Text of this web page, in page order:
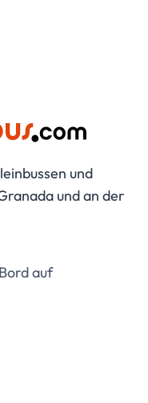
und
und an der
auf